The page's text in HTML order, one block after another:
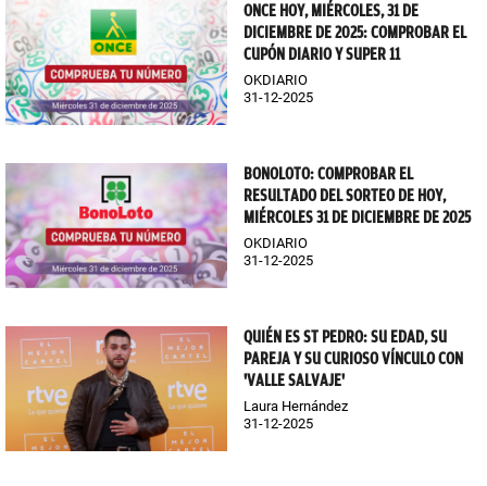
ONCE HOY, MIÉRCOLES, 31 DE
DICIEMBRE DE 2025: COMPROBAR EL
CUPÓN DIARIO Y SUPER 11
OKDIARIO
31-12-2025
BONOLOTO: COMPROBAR EL
RESULTADO DEL SORTEO DE HOY,
MIÉRCOLES 31 DE DICIEMBRE DE 2025
OKDIARIO
31-12-2025
QUIÉN ES ST PEDRO: SU EDAD, SU
PAREJA Y SU CURIOSO VÍNCULO CON
'VALLE SALVAJE'
Laura Hernández
31-12-2025